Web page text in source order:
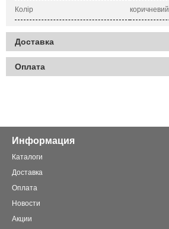
Колір коричневий
Доставка
Оплата
Информация
Каталоги
Доставка
Оплата
Новости
Акции